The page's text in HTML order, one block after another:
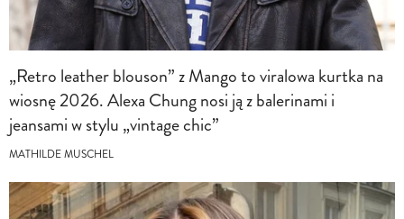
„Retro leather blouson” z Mango to viralowa kurtka na
wiosnę 2026. Alexa Chung nosi ją z balerinami i
jeansami w stylu „vintage chic”
MATHILDE MUSCHEL